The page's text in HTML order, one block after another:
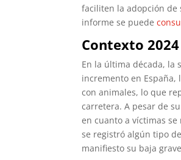
faciliten la adopción de
informe se puede
Contexto 2024
En la última década, la
incremento en España,
con animales, lo que
carretera. A pesar de
en cuanto a víctimas
se registró algún tipo
manifiesto su baja